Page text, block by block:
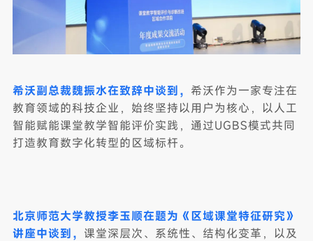
希沃副总裁魏振水在致辞中谈到， 希沃作为一家专注在
教育领域的科技企业，始终坚持以用户为核心，以人工
智能赋能课堂教学智能评价实践，通过UGBS模式共同
打造教育数字化转型的区域标杆。
北京师范大学教授李玉顺在题为《区域课堂特征研究》
讲座中谈到， 课堂深层次、系统性、结构化变革，以及